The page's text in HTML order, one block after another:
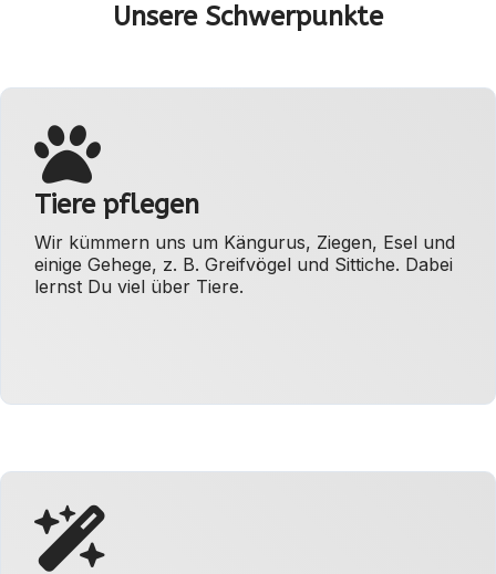
Unsere Schwerpunkte
Tiere pflegen
Wir kümmern uns um Kängurus, Ziegen, Esel und
einige Gehege, z. B. Greifvögel und Sittiche. Dabei
lernst Du viel über Tiere.